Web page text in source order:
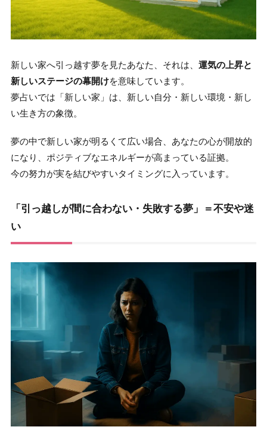
新しい家へ引っ越す夢を見たあなた、それは、 運気の上昇と
新しいステージの幕開けを意味しています。
夢占いでは「新しい家」は、新しい自分・新しい環境・新し
い生き方の象徴。
夢の中で新しい家が明るくて広い場合、あなたの心が開放的
になり、ポジティブなエネルギーが高まっている証拠。
今の努力が実を結びやすいタイミングに入っています。
「引っ越しが間に合わない・失敗する夢」＝不安や迷
い